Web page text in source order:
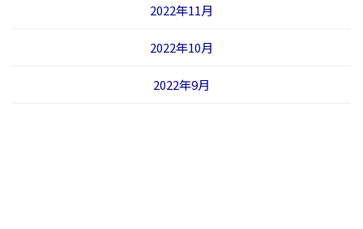
2022年11月
2022年10月
2022年9月